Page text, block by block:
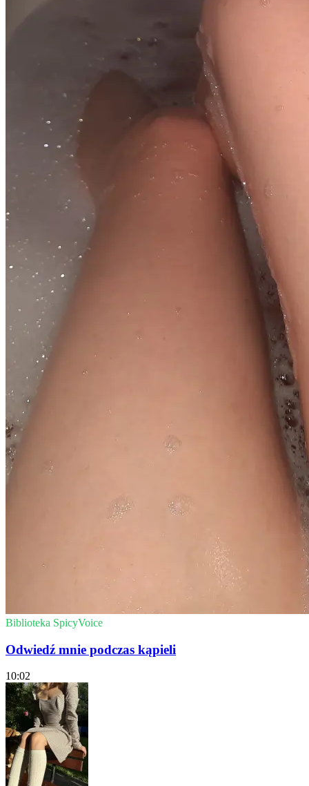
Biblioteka SpicyVoice
Odwiedź mnie podczas kąpieli
10:02